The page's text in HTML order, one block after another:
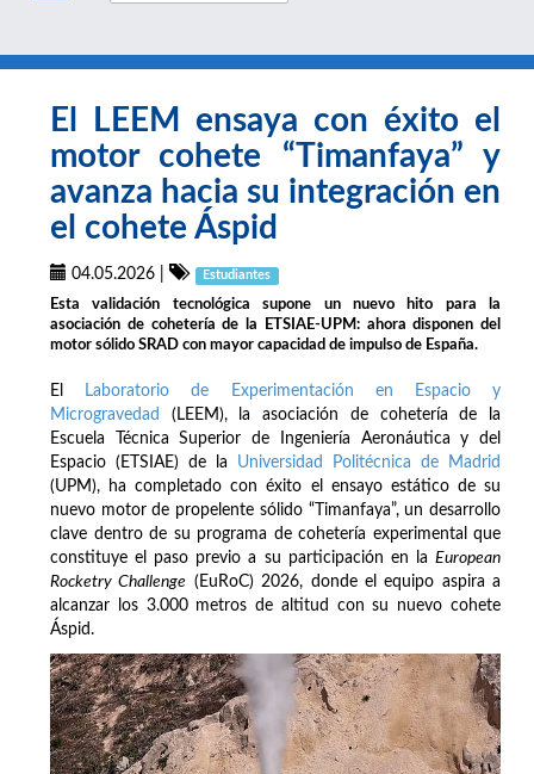
El LEEM ensaya con éxito el
motor cohete “Timanfaya” y
avanza hacia su integración en
el cohete Áspid
04.05.2026 Estudiantes
Esta validación tecnológica supone un nuevo hito para la
asociación de cohetería de la ETSIAE-UPM: ahora disponen del
motor sólido SRAD con mayor capacidad de impulso de España.
El
Laboratorio de Experimentación en Espacio y
Microgravedad
(LEEM), la asociación de cohetería de la
Escuela Técnica Superior de Ingeniería Aeronáutica y del
Espacio (ETSIAE) de la Universidad Politécnica de Madrid
(UPM), ha completado con éxito el ensayo estático de su
nuevo motor de propelente sólido “Timanfaya”, un desarrollo
clave dentro de su programa de cohetería experimental que
constituye el paso previo a su participación en la European
Rocketry Challenge (EuRoC) 2026, donde el equipo aspira a
alcanzar los 3.000 metros de altitud con su nuevo cohete
Áspid.